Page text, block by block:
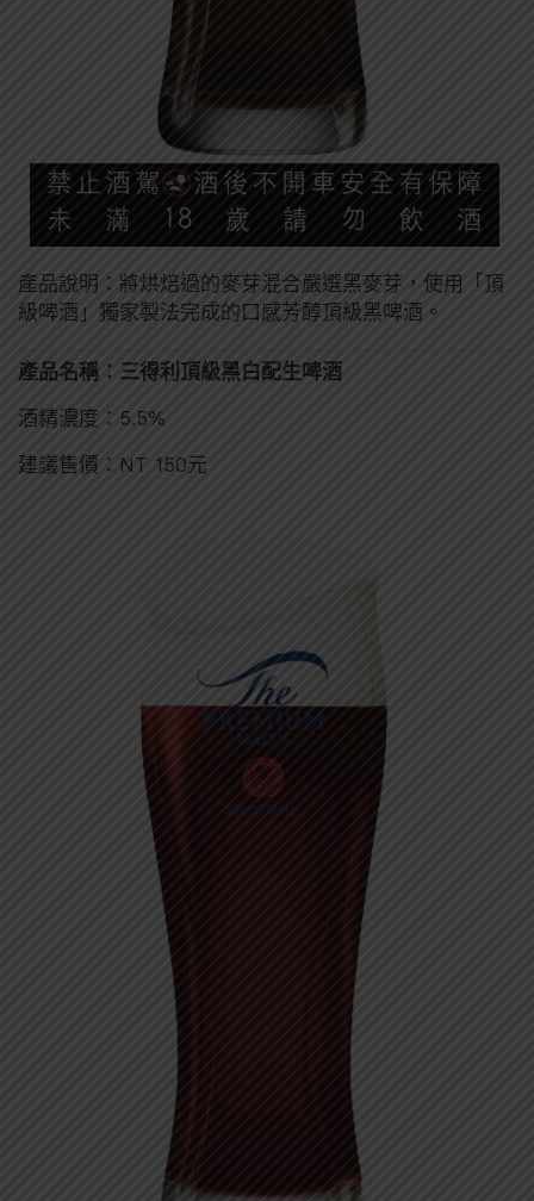
產品說明：將烘焙過的麥芽混合嚴選黑麥芽，使用「頂
級啤酒」獨家製法完成的口感芳醇頂級黑啤酒。
產品名稱：三得利頂級黑白配生啤酒
酒精濃度：5.5%
建議售價：NT 150元